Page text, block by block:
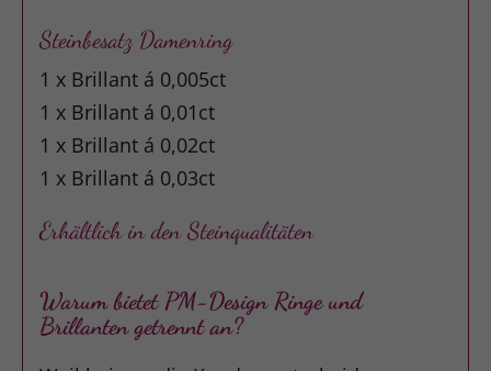
Steinbesatz Damenring
1 x Brillant á 0,005ct
1 x Brillant á 0,01ct
1 x Brillant á 0,02ct
1 x Brillant á 0,03ct
Erhältlich in den Steinqualitäten
Warum bietet PM-Design Ringe und
Brillanten getrennt an?